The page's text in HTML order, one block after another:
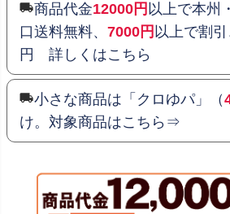
商品代金12000円 以上で本州
口送料無料、 7000円 以上で割
円 詳しくはこちら
小さな商品は「クロゆパ」（
け。対象商品はこちら⇒